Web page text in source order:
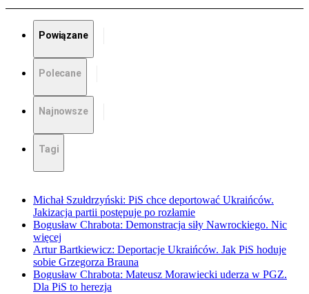
Powiązane
Polecane
Najnowsze
Tagi
Michał Szułdrzyński: PiS chce deportować Ukraińców.
Jakizacja partii postępuje po rozłamie
Bogusław Chrabota: Demonstracja siły Nawrockiego. Nic
więcej
Artur Bartkiewicz: Deportacje Ukraińców. Jak PiS hoduje
sobie Grzegorza Brauna
Bogusław Chrabota: Mateusz Morawiecki uderza w PGZ.
Dla PiS to herezja